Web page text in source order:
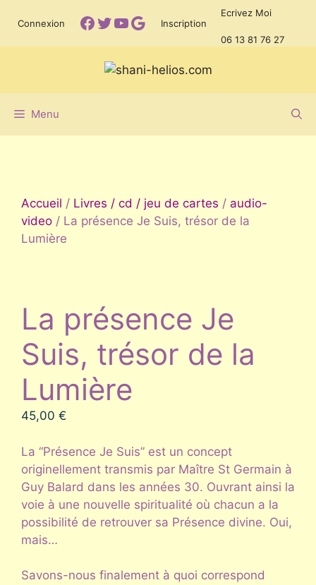
contenu
Connexion Facebook
Twitter
YouTube
Google
Inscription
Ecrivez Moi
06 13 81 76 27
Menu
Accueil / Livres / cd / jeu de cartes / audio-
video / La présence Je Suis, trésor de la
Lumière
La présence Je
Suis, trésor de la
Lumière
45,00 €
La “Présence Je Suis” est un concept
originellement transmis par Maître St Germain à
Guy Balard dans les années 30. Ouvrant ainsi la
voie à une nouvelle spiritualité où chacun a la
possibilité de retrouver sa Présence divine. Oui,
mais…
Savons-nous finalement à quoi correspond